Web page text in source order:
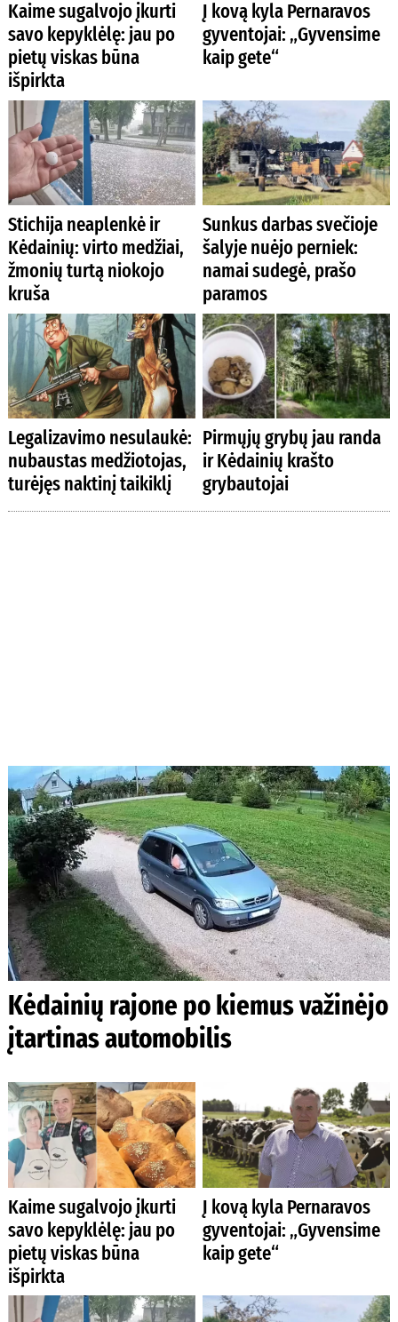
Kaime sugalvojo įkurti
savo kepyklėlę: jau po
pietų viskas būna
išpirkta
Į kovą kyla Pernaravos
gyventojai: „Gyvensime
kaip gete“
Stichija neaplenkė ir
Kėdainių: virto medžiai,
žmonių turtą niokojo
kruša
Sunkus darbas svečioje
šalyje nuėjo perniek:
namai sudegė, prašo
paramos
Legalizavimo nesulaukė:
nubaustas medžiotojas,
turėjęs naktinį taikiklį
Pirmųjų grybų jau randa
ir Kėdainių krašto
grybautojai
Kėdainių rajone po kiemus važinėjo
įtartinas automobilis
Kaime sugalvojo įkurti
savo kepyklėlę: jau po
pietų viskas būna
išpirkta
Į kovą kyla Pernaravos
gyventojai: „Gyvensime
kaip gete“